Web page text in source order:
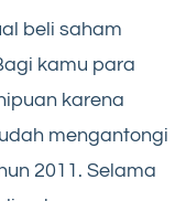
beli saham
kamu para
karena
mengantongi
2011. Selama